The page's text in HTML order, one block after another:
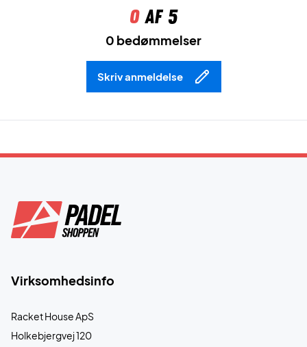
0af 5
0 bedømmelser
Skriv anmeldelse
Virksomhedsinfo
Racket House ApS
Holkebjergvej 120